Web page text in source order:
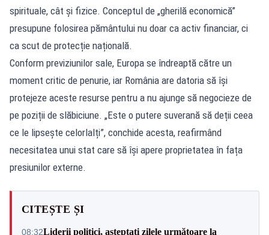
spirituale, cât și fizice. Conceptul de „gherilă economică”
presupune folosirea pământului nu doar ca activ financiar, ci
ca scut de protecție națională.
Conform previziunilor sale, Europa se îndreaptă către un
moment critic de penurie, iar România are datoria să își
protejeze aceste resurse pentru a nu ajunge să negocieze de
pe poziții de slăbiciune. „Este o putere suverană să deții ceea
ce le lipsește celorlalți”, conchide acesta, reafirmând
necesitatea unui stat care să își apere proprietatea în fața
presiunilor externe.
CITEȘTE ȘI
08:32Liderii politici, așteptați zilele următoare la